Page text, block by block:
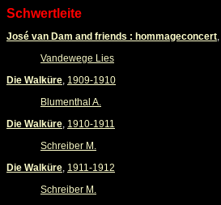
Schwertleite
José van Dam and friends : hommageconcert,
Vandewege Lies
Die Walküre, 1909-1910
Blumenthal A.
Die Walküre, 1910-1911
Schreiber M.
Die Walküre, 1911-1912
Schreiber M.